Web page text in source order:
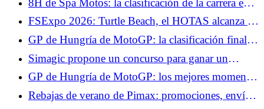
8H de Spa Motos: la clasificación de la carrera en
H+2, el BMW nº37 conserva el liderato
FSExpo 2026: Turtle Beach, el HOTAS alcanza la
madurez.
GP de Hungría de MotoGP: la clasificación final
de la carrera al sprint, Marc Márquez imperial,
Fabio Quartararo no pudo hacer nada
Simagic propone un concurso para ganar un
volante ZEUS Sport y un MagicDash.
GP de Hungría de MotoGP: los mejores momentos
de la carrera al sprint en vídeo
Rebajas de verano de Pimax: promociones, envío